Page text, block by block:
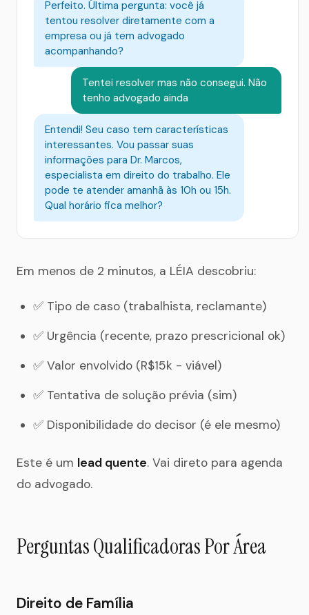
Perfeito. Última pergunta: você já
tentou resolver diretamente com a
empresa ou já tem advogado
acompanhando?
Tentei resolver mas não consegui. Não
tenho advogado ainda
Entendi! Seu caso tem características
interessantes. Vou passar suas
informações para Dr. Marcos,
especialista em direito do trabalho. Ele
pode te atender amanhã às 10h ou 15h.
Qual horário fica melhor?
Em menos de 2 minutos, a LÉIA descobriu:
✅ Tipo de caso (trabalhista, reclamante)
✅ Urgência (recente, prazo prescricional ok)
✅ Valor envolvido (R$15k - viável)
✅ Tentativa de solução prévia (sim)
✅ Disponibilidade do decisor (é ele mesmo)
Este é um lead quente. Vai direto para agenda
do advogado.
Perguntas Qualificadoras Por Área
Direito de Família